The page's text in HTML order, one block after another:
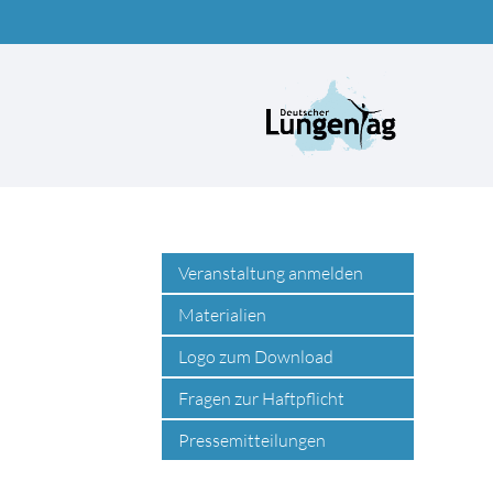
Suchbegriffe
Veranstaltung anmelden
Materialien
Logo zum Download
Fragen zur Haftpflicht
Pressemitteilungen